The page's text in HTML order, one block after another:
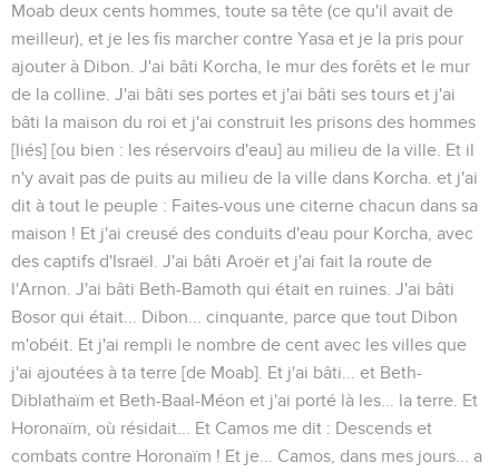
Moab deux cents hommes, toute sa tête (ce qu'il avait de
meilleur), et je les fis marcher contre Yasa et je la pris pour
ajouter à Dibon. J'ai bâti Korcha, le mur des forêts et le mur
de la colline. J'ai bâti ses portes et j'ai bâti ses tours et j'ai
bâti la maison du roi et j'ai construit les prisons des hommes
[liés] [ou bien : les réservoirs d'eau] au milieu de la ville. Et il
n'y avait pas de puits au milieu de la ville dans Korcha. et j'ai
dit à tout le peuple : Faites-vous une citerne chacun dans sa
maison ! Et j'ai creusé des conduits d'eau pour Korcha, avec
des captifs d'Israël. J'ai bâti Aroër et j'ai fait la route de
l'Arnon. J'ai bâti Beth-Bamoth qui était en ruines. J'ai bâti
Bosor qui était... Dibon... cinquante, parce que tout Dibon
m'obéit. Et j'ai rempli le nombre de cent avec les villes que
j'ai ajoutées à ta terre [de Moab]. Et j'ai bâti... et Beth-
Diblathaïm et Beth-Baal-Méon et j'ai porté là les... la terre. Et
Horonaïm, où résidait... Et Camos me dit : Descends et
combats contre Horonaïm ! Et je... Camos, dans mes jours... a